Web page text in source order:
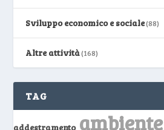
Sviluppo economico e sociale(88)
Altre attività(168)
TAG
addestramento ambiente